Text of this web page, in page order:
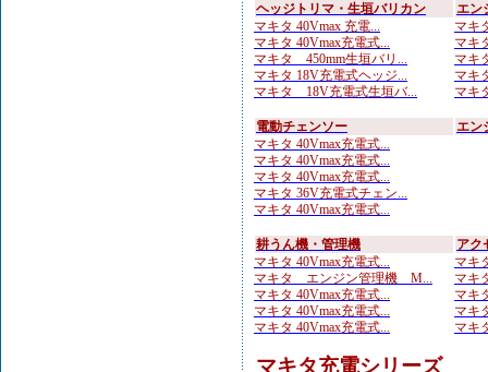
ヘッジトリマ・生垣バリカン
マキタ 40Vmax 充電...
マキタ 40Vmax充電式...
マキタ 450mm生垣バリ...
マキタ 18V充電式ヘッジ...
マキタ 18V充電式生垣バ...
エン
マキ
マキ
マキ
マキ
マキ
電動チェンソー
マキタ 40Vmax充電式...
マキタ 40Vmax充電式...
マキタ 40Vmax充電式...
マキタ 36V充電式チェン...
マキタ 40Vmax充電式...
エン
耕うん機・管理機
マキタ 40Vmax充電式...
マキタ エンジン管理機 M...
マキタ 40Vmax充電式...
マキタ 40Vmax充電式...
マキタ 40Vmax充電式...
アク
マキ
マキ
マキ
マキ
マキ
マキタ充電シリーズ